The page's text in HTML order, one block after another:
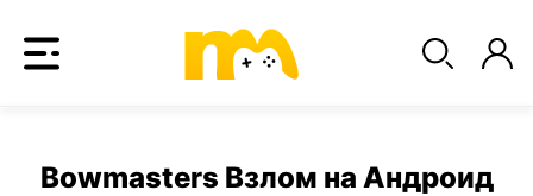
Bowmasters Взлом на Андроид